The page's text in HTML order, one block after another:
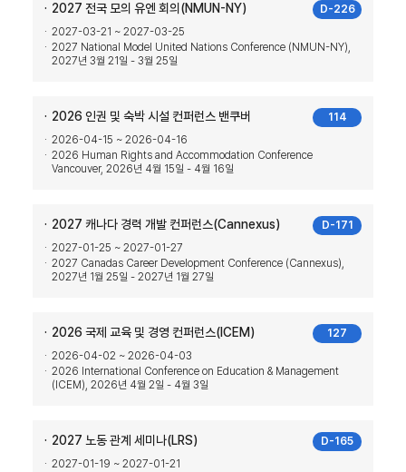
D-226
2027 전국 모의 유엔 회의(NMUN-NY)
2027-03-21 ~ 2027-03-25
2027 National Model United Nations Conference (NMUN-NY),
2027년 3월 21일 - 3월 25일
114
2026 인권 및 숙박 시설 컨퍼런스 밴쿠버
2026-04-15 ~ 2026-04-16
2026 Human Rights and Accommodation Conference
Vancouver, 2026년 4월 15일 - 4월 16일
D-171
2027 캐나다 경력 개발 컨퍼런스(Cannexus)
2027-01-25 ~ 2027-01-27
2027 Canadas Career Development Conference (Cannexus),
2027년 1월 25일 - 2027년 1월 27일
127
2026 국제 교육 및 경영 컨퍼런스(ICEM)
2026-04-02 ~ 2026-04-03
2026 International Conference on Education & Management
(ICEM), 2026년 4월 2일 - 4월 3일
D-165
2027 노동 관계 세미나(LRS)
2027-01-19 ~ 2027-01-21